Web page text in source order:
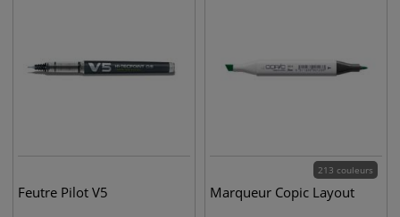
Feutre Pilot V5
213 couleurs
Marqueur Copic Layout